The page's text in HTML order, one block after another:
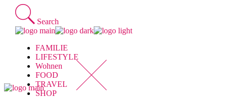
Skip
content
Search
FAMILIE
LIFESTYLE
Wohnen
FOOD
TRAVEL
SHOP